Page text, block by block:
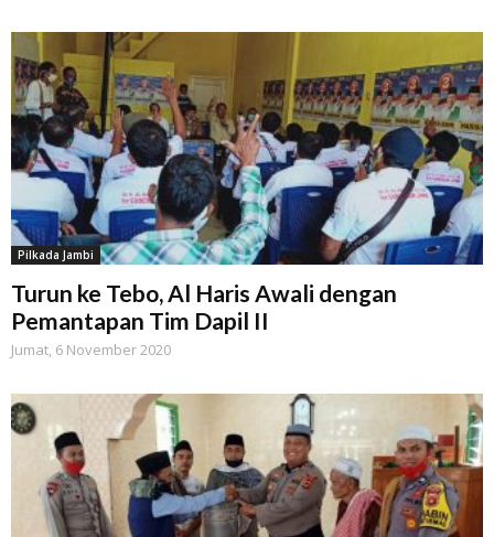
Pilkada Jambi
Turun ke Tebo, Al Haris Awali dengan
Pemantapan Tim Dapil II
Jumat, 6 November 2020